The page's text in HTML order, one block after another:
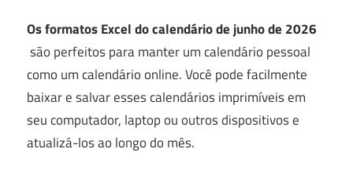
Os formatos Excel do calendário de junho de 2026
são perfeitos para manter um calendário pessoal
como um calendário online. Você pode facilmente
baixar e salvar esses calendários imprimíveis em
seu computador, laptop ou outros dispositivos e
atualizá-los ao longo do mês.